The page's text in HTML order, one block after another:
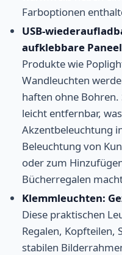
Farboptionen
USB-
aufklebbare
Produkte wie
Wandleuchten
haften ohne
leicht entfernbar,
Akzentbeleuchtung
Beleuchtung von
oder zum
Bücherregalen
Klemmleuchten:
Diese praktischen
Regalen, Kopfteilen,
stabilen